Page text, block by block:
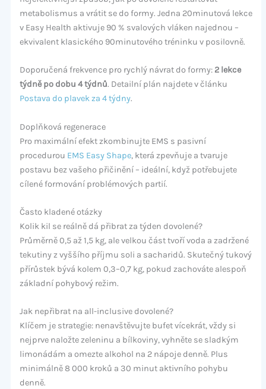
metabolismus a vrátit se do formy. Jedna 20minutová lekce
v Easy Health aktivuje 90 % svalových vláken najednou –
ekvivalent klasického 90minutového tréninku v posilovně.
Doporučená frekvence pro rychlý návrat do formy: 2 lekce
týdně po dobu 4 týdnů. Detailní plán najdete v článku
Postava do plavek za 4 týdny.
Doplňková regenerace
Pro maximální efekt zkombinujte EMS s pasivní
procedurou EMS Easy Shape, která zpevňuje a tvaruje
postavu bez vašeho přičinění – ideální, když potřebujete
cílené formování problémových partií.
Často kladené otázky
Kolik kil se reálně dá přibrat za týden dovolené?
Průměrně 0,5 až 1,5 kg, ale velkou část tvoří voda a zadržené
tekutiny z vyššího příjmu soli a sacharidů. Skutečný tukový
přírůstek bývá kolem 0,3–0,7 kg, pokud zachováte alespoň
základní pohybový režim.
Jak nepřibrat na all-inclusive dovolené?
Klíčem je strategie: nenavštěvujte bufet vícekrát, vždy si
nejprve naložte zeleninu a bílkoviny, vyhněte se sladkým
limonádám a omezte alkohol na 2 nápoje denně. Plus
minimálně 8 000 kroků a 30 minut aktivního pohybu
denně.